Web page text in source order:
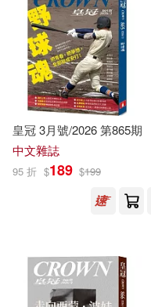
Andrews(2792)
Tony(2779)
Shaw(2771)
Angela(2762)
Nelson(2746)
Lauren(2720)
Small Pr
Replica
南海出版公司(2037)
中國法制出版社
浙江文藝出版社
皇冠 3月號/2026 第865期
中文雜誌
95 折 $189 $199